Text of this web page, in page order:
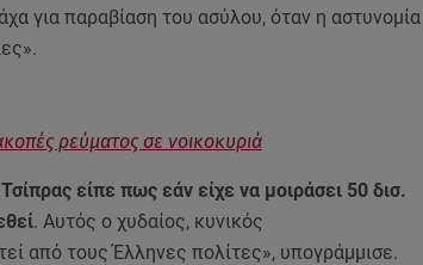
για παραβίαση του ασύλου, όταν η αστυνομία
ρεύματος σε νοικοκυριά
είπε πως εάν είχε να μοιράσει 50 δισ.
. Αυτός ο χυδαίος, κυνικός
από τους Έλληνες πολίτες», υπογράμμισε.